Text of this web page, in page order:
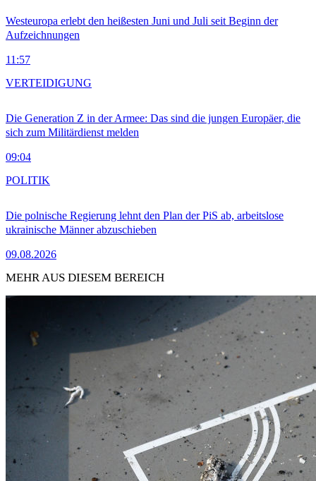
Westeuropa erlebt den heißesten Juni und Juli seit Beginn der
Aufzeichnungen
11:57
Die Generation Z in der Armee: Das sind die jungen Europäer, die
sich zum Militärdienst melden
09:04
VERTEIDIGUNG
Die polnische Regierung lehnt den Plan der PiS ab, arbeitslose
ukrainische Männer abzuschieben
09.08.2026
POLITIK
MEHR AUS DIESEM BEREICH